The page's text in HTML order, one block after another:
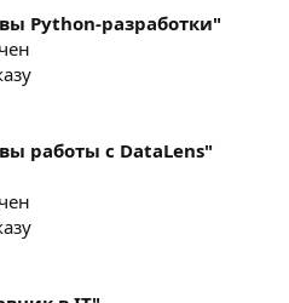
Python-разработки"
работы с DataLens"